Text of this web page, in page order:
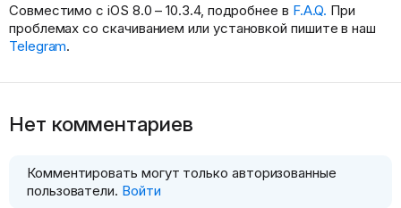
Совместимо с iOS 8.0 – 10.3.4, подробнее в F.A.Q. При
проблемах со скачиванием или установкой пишите в наш
Telegram.
Нет комментариев
Комментировать могут только авторизованные
пользователи. Войти